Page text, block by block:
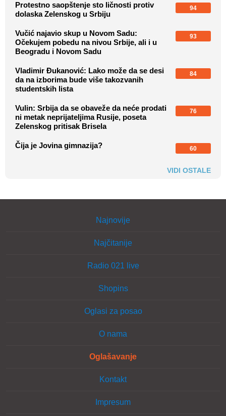
Protestno saopštenje sto ličnosti protiv
dolaska Zelenskog u Srbiju
94
Vučić najavio skup u Novom Sadu:
Očekujem pobedu na nivou Srbije, ali i u
Beogradu i Novom Sadu
93
Vladimir Đukanović: Lako može da se desi
da na izborima bude više takozvanih
studentskih lista
84
Vulin: Srbija da se obaveže da neće prodati
ni metak neprijateljima Rusije, poseta
Zelenskog pritisak Brisela
76
Čija je Jovina gimnazija? 60
VIDI OSTALE
Najnovije
Najčitanije
Radio 021 live
Shopins
Oglasi za posao
O nama
Oglašavanje
Kontakt
Impresum